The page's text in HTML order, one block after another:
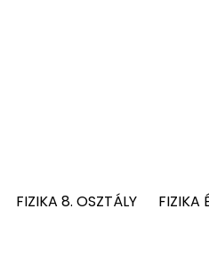
FIZIKA 8. OSZTÁLY FIZIKA